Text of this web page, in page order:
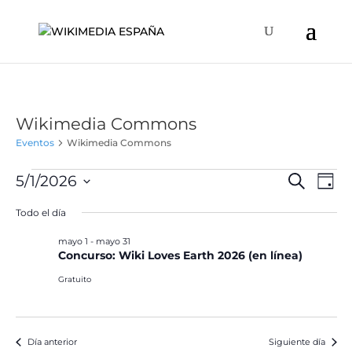
Wikimedia Commons
Eventos Wikimedia Commons
Eventos
mayo
2026
vistas
Buscar
de
Día
5/1/2026
la
Todo el día
Concurso: Wiki Loves Earth 2026 (en línea)
mayo 1 - mayo 31
Gratuito
Día anterior Siguiente día